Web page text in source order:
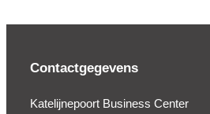
Contactgegevens
Katelijnepoort Business Center